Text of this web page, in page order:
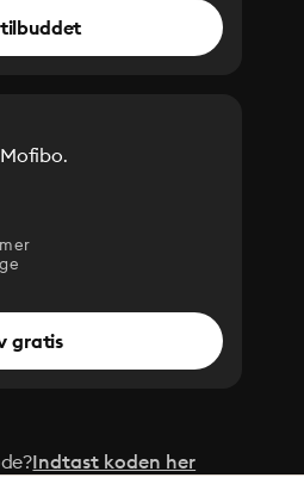
gratis
Indtast koden her